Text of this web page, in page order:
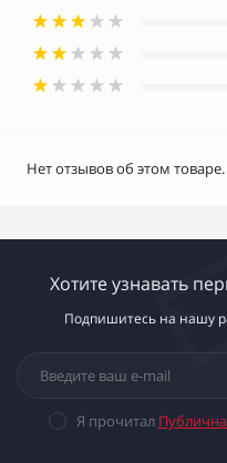
Нет отзывов об этом товаре.
Хотите узнавать
Подпишитесь на нашу
Я прочитал